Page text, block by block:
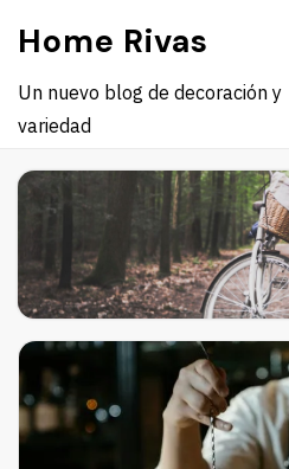
content
Home Rivas
Un nuevo blog de decoración y
variedad